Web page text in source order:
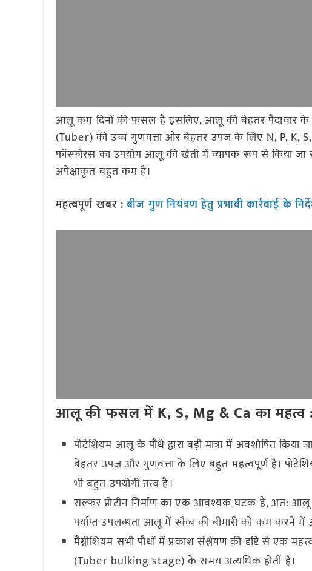
आलू कम दिनों की फसल है इसलिए, आलू की बेहतर पैदावार के
(Tuber) की उच्च गुणवत्ता और बेहतर उपज के लिए N, P, K,
फॉस्फोरस का उपयोग आलू की खेती में व्यापक रूप से किया जा
अपेक्षाकृत बहुत कम है।
महत्वपूर्ण खबर :बीज गुण नियंत्रण हेतु प्रभावी कार्रवाई के
आलू की फसल में K, S, Mg & Ca का महत्व :
पोटेशियम आलू के पौधे द्वारा बड़ी मात्रा में अवशोषित
बेहतर उपज और गुणवत्ता के लिए बहुत महत्वपूर्ण है।
भी बहुत उपयोगी तत्व है।
सल्फर प्रोटीन निर्माण का एक आवश्यक घटक है, अत:
पर्याप्त उपलब्धता आलू में स्कैब की बीमारी को कम करने में
मैग्नीशियम सभी पौधों में प्रकाश संश्लेषण की दृष्टि से एक
(Tuber bulking stage) के समय अत्यधिक होती है।